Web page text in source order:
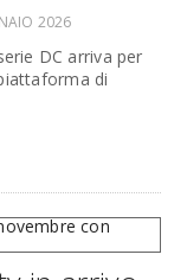
2026
DC arriva per
di